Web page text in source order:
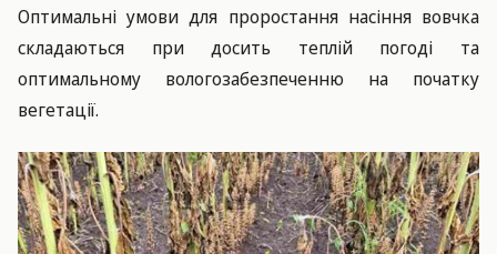
Оптимальні умови для проростання насіння вовчка
складаються при досить теплій погоді та
оптимальному вологозабезпеченню на початку
вегетації.